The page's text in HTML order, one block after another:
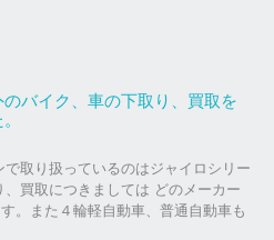
バイク、車の下取り、買取を
で取り扱っているのはジャイロシリー
、買取につきましては どのメーカー
。また４輪軽自動車、普通自動車も